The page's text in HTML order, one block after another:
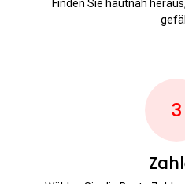
Finden Sie hautnah
3